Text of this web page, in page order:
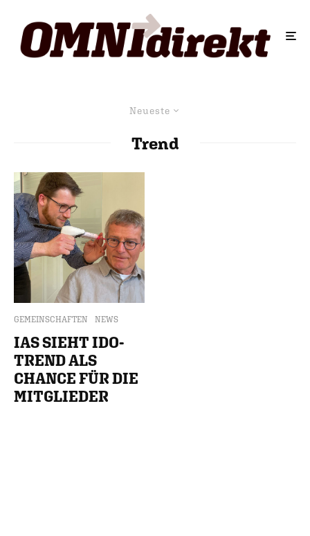
Neueste
Trend
GEMEINSCHAFTEN NEWS
IAS SIEHT IDO-
TREND ALS
CHANCE FÜR DIE
MITGLIEDER